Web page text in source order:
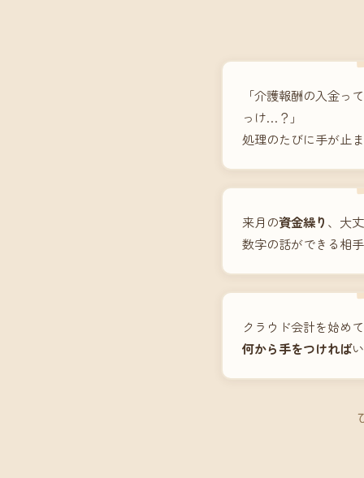
「介護報酬の入金っ
っけ…？」
処理のたびに手が止
来月の資金繰り 、大
数字の話ができる相
クラウド会計を始め
何から手をつければ